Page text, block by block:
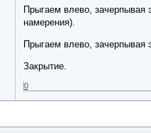
Прыгаем влево, зачерпывая
намерения).
Прыгаем влево, зачерпывая
Закрытие.
0